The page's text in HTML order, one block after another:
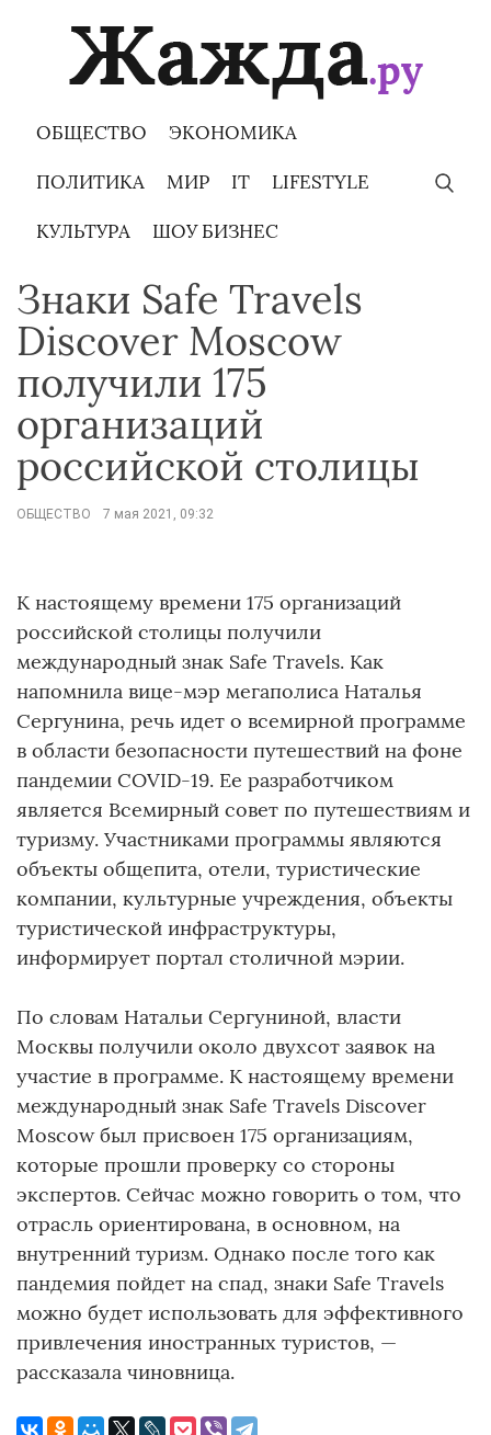
ОБЩЕСТВО ЭКОНОМИКА
ПОЛИТИКА МИР IT LIFESTYLE
КУЛЬТУРА ШОУ БИЗНЕС
Знаки Safe Travels
Discover Moscow
получили 175
организаций
российской столицы
ОБЩЕСТВО 7 мая 2021, 09:32
К настоящему времени 175 организаций
российской столицы получили
международный знак Safe Travels. Как
напомнила вице-мэр мегаполиса Наталья
Сергунина, речь идет о всемирной программе
в области безопасности путешествий на фоне
пандемии COVID-19. Ее разработчиком
является Всемирный совет по путешествиям и
туризму. Участниками программы являются
объекты общепита, отели, туристические
компании, культурные учреждения, объекты
туристической инфраструктуры,
информирует портал столичной мэрии.
По словам Натальи Сергуниной, власти
Москвы получили около двухсот заявок на
участие в программе. К настоящему времени
международный знак Safe Travels Discover
Moscow был присвоен 175 организациям,
которые прошли проверку со стороны
экспертов. Сейчас можно говорить о том, что
отрасль ориентирована, в основном, на
внутренний туризм. Однако после того как
пандемия пойдет на спад, знаки Safe Travels
можно будет использовать для эффективного
привлечения иностранных туристов, —
рассказала чиновница.